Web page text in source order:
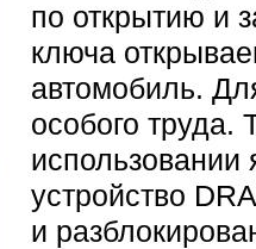
по открытию и
ключа
автомобиль.
особого
использовании
устройство
и